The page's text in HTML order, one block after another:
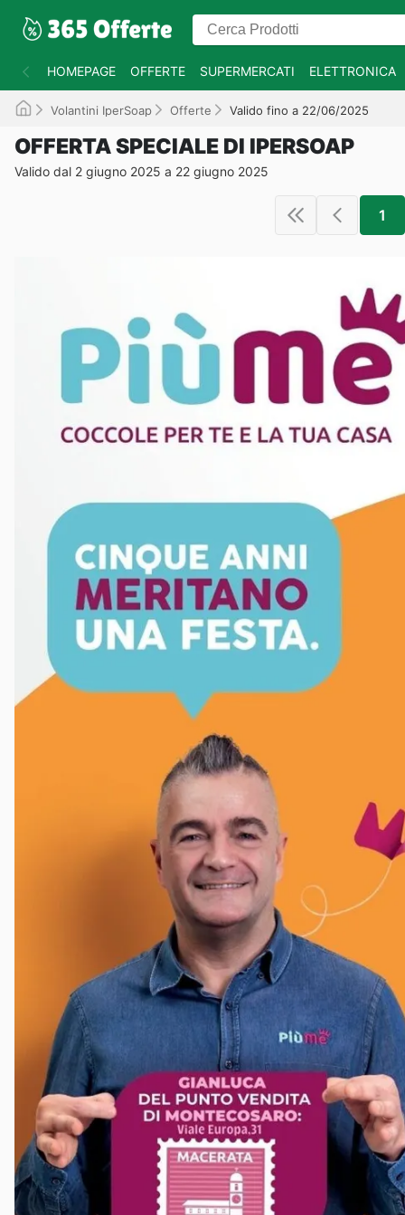
HOMEPAGE OFFERTE SUPERMERCATI ELETTRONICA
Volantini IperSoap Offerte Valido fino a 22/06/2025
OFFERTA SPECIALE DI IPERSOAP
Valido dal 2 giugno 2025 a 22 giugno 2025
1